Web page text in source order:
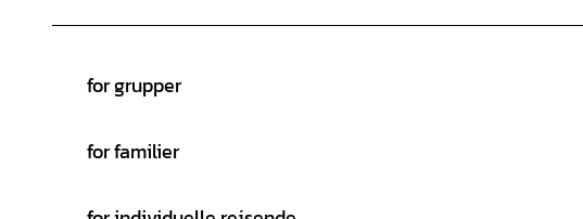
for grupper
for familier